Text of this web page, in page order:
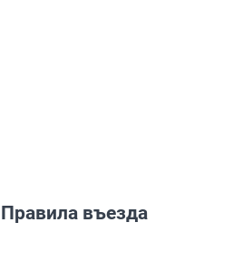
Правила въезда